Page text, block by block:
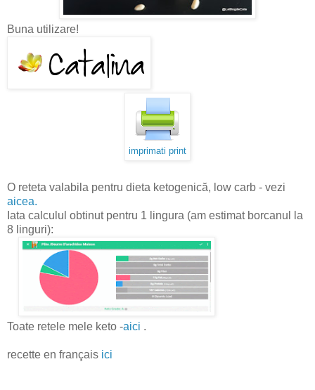
Buna utilizare!
imprimati print
O reteta valabila pentru dieta ketogenică, low carb - vezi
aicea.
Iata calculul obtinut pentru 1 lingura (am estimat borcanul la
8 linguri):
Toate retele mele keto -aici .
recette en français ici